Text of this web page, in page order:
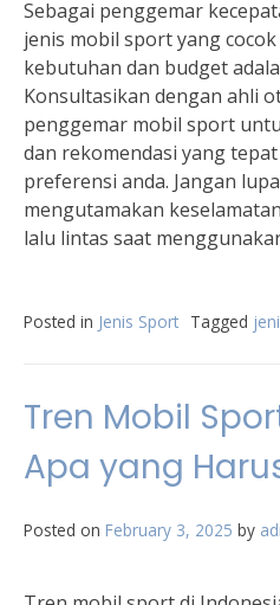
Sebagai penggemar
jenis mobil sport yang
kebutuhan dan budget
Konsultasikan dengan ahli
penggemar mobil sport
dan rekomendasi yang
preferensi anda. Jangan
mengutamakan
lalu lintas saat
Posted in Jenis Sport Tagged
Tren Mobil
Apa yang
Posted on February 3, 2025 by